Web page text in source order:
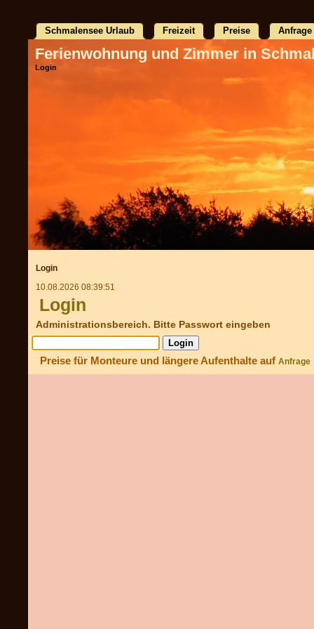
Schmalensee Urlaub Freizeit Preise Anfrage
Ferienwohnung und Zimmer in
Login
Login
10.08.2026 08:39:51
Login
Administrationsbereich. Bitte Passwort eingeben
Preise für Monteure und längere Aufenthalte auf Anfrage